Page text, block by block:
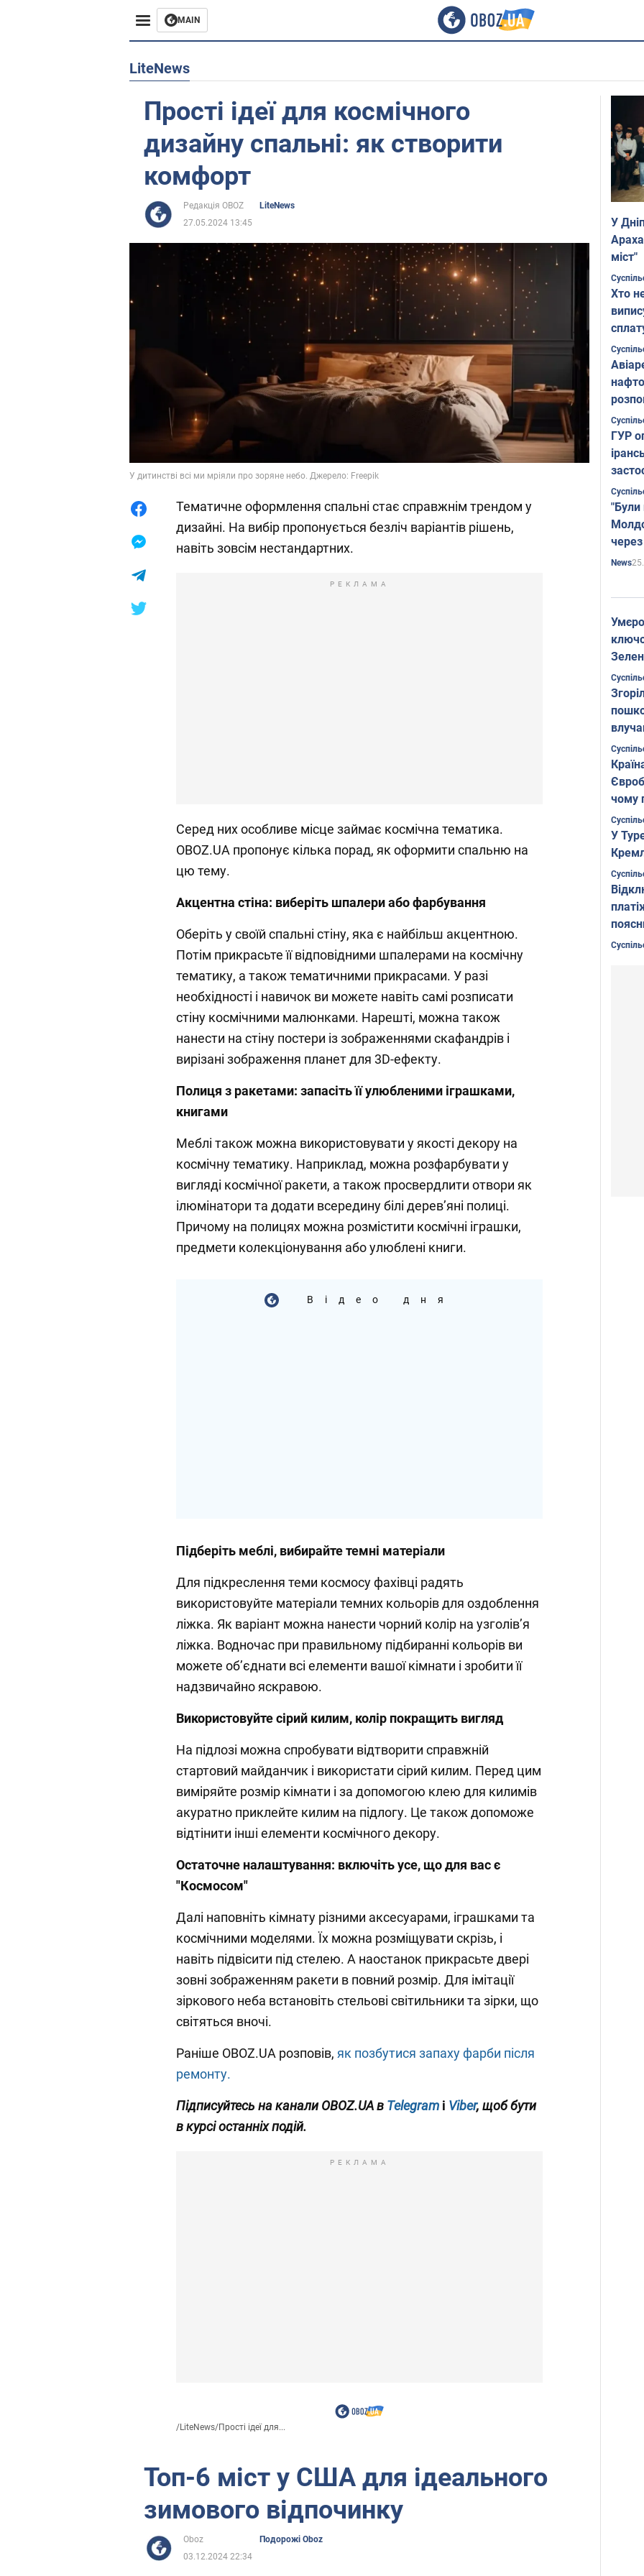
MAIN
Європа
Життя
LiteNews
Прості ідеї для космічного
дизайну спальні: як створити
комфорт
Редакція OBOZ
LiteNews
27.05.2024 13:45
У дитинстві всі ми мріяли про зоряне небо. Джерело: Freepik
Тематичне оформлення спальні стає справжнім трендом у
дизайні. На вибір пропонується безліч варіантів рішень,
навіть зовсім нестандартних.
РЕКЛАМА
Серед них особливе місце займає космічна тематика.
OBOZ.UA пропонує кілька порад, як оформити спальню на
цю тему.
Акцентна стіна: виберіть шпалери або фарбування
Оберіть у своїй спальні стіну, яка є найбільш акцентною.
Потім прикрасьте її відповідними шпалерами на космічну
тематику, а також тематичними прикрасами. У разі
необхідності і навичок ви можете навіть самі розписати
стіну космічними малюнками. Нарешті, можна також
нанести на стіну постери із зображеннями скафандрів і
вирізані зображення планет для 3D-ефекту.
Полиця з ракетами: запасіть її улюбленими іграшками,
книгами
Меблі також можна використовувати у якості декору на
космічну тематику. Наприклад, можна розфарбувати у
вигляді космічної ракети, а також просвердлити отвори як
ілюмінатори та додати всередину білі дерев’яні полиці.
Причому на полицях можна розмістити космічні іграшки,
предмети колекціонування або улюблені книги.
Відео дня
Підберіть меблі, вибирайте темні матеріали
Для підкреслення теми космосу фахівці радять
використовуйте матеріали темних кольорів для оздоблення
ліжка. Як варіант можна нанести чорний колір на узголів’я
ліжка. Водночас при правильному підбиранні кольорів ви
можете об’єднати всі елементи вашої кімнати і зробити її
надзвичайно яскравою.
Використовуйте сірий килим, колір покращить вигляд
На підлозі можна спробувати відтворити справжній
стартовий майданчик і використати сірий килим. Перед цим
виміряйте розмір кімнати і за допомогою клею для килимів
акуратно приклейте килим на підлогу. Це також допоможе
відтінити інші елементи космічного декору.
Остаточне налаштування: включіть усе, що для вас є
"Космосом"
Далі наповніть кімнату різними аксесуарами, іграшками та
космічними моделями. Їх можна розміщувати скрізь, і
навіть підвісити під стелею. А наостанок прикрасьте двері
зовні зображенням ракети в повний розмір. Для імітації
зіркового неба встановіть стельові світильники та зірки, що
світяться вночі.
Раніше OBOZ.UA розповів, як позбутися запаху фарби після
ремонту.
Підписуйтесь на каналиOBOZ.UAв Telegram і Viber, щоб бути
в курсі останніх подій.
РЕКЛАМА
/LiteNews/Прості ідеї для...
Топ-6 міст у США для ідеального
зимового відпочинку
Oboz
Подорожі Oboz
03.12.2024 22:34
У
міст"
Хто
ГУР
"Були
News
Фото
чому
У